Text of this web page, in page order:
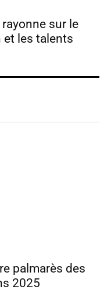
sur le
et les talents
palmarès des
2025